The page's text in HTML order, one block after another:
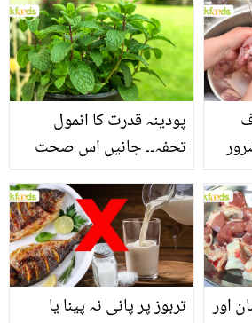
منرلز اور اینٹی آکسیڈنٹس
سے بھرپور اس سبزی کے
فائدے
پودینہ قدرت کا انمول
تحفہ۔۔ جانیں اس صحت
انگیز طبی فوائد
تربوز پر پانی نہ پینا یا
کے 4 آسان اور